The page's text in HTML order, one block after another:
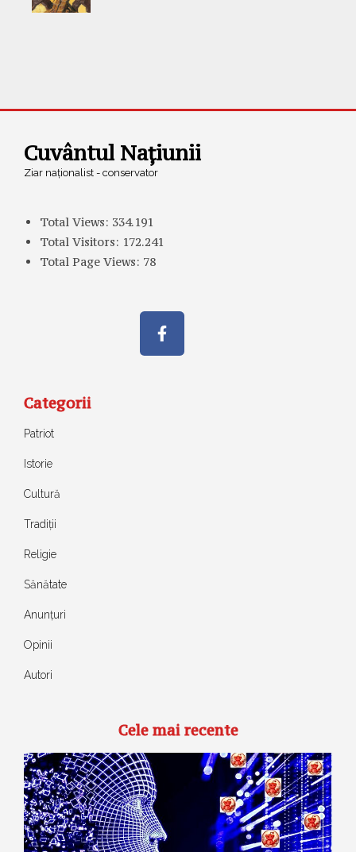
Cuvântul Națiunii
Ziar naționalist - conservator
Total Views: 334.191
Total Visitors: 172.241
Total Page Views: 78
Categorii
Patriot
Istorie
Cultură
Tradiții
Religie
Sănătate
Anunțuri
Opinii
Autori
Cele mai recente